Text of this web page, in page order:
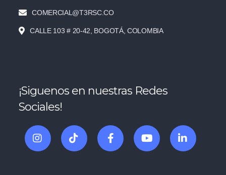
COMERCIAL@T3RSC.CO
CALLE 103 # 20-42, BOGOTÁ, COLOMBIA
¡Siguenos en nuestras Redes
Sociales!